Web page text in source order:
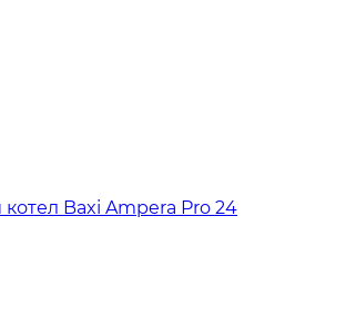
Baxi Ampera Pro 24